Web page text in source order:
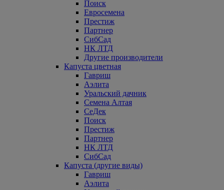
Поиск
Евросемена
Престиж
Партнер
СибСад
НК ЛТД
Другие производители
Капуста цветная
Гавриш
Аэлита
Уральский дачник
Семена Алтая
СеДек
Поиск
Престиж
Партнер
НК ЛТД
СибСад
Капуста (другие виды)
Гавриш
Аэлита